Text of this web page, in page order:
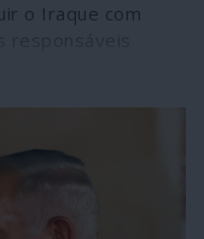
o Iraque com